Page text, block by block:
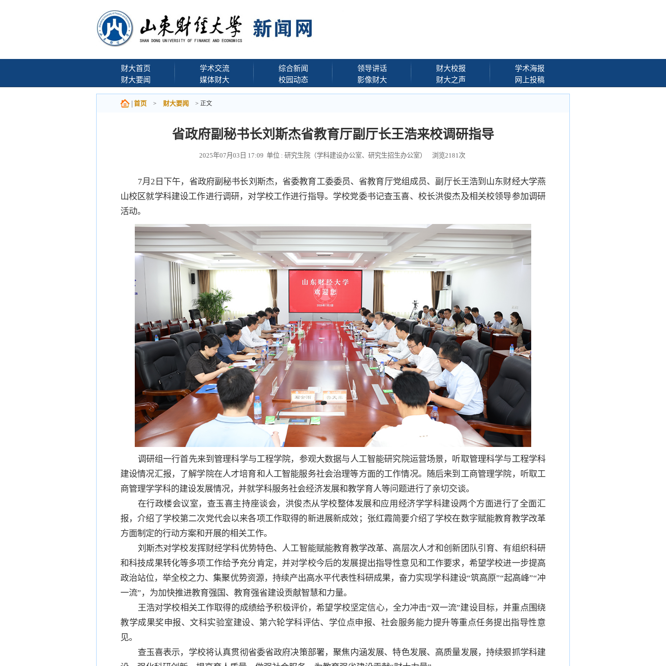
财大首页
财大要闻
学术交流
媒体财大
综合新闻
校园动态
领导讲话
影像财大
财大校报
财大之声
学术海报
网上投稿
首页 > 财大要闻 > 正文
省政府副秘书长刘斯杰省教育厅副厅长王浩来校调研指导
2025年07月03日 17:09 单位 : 研究生院（学科建设办公室、研究生招生办公室） 浏览2181次
7月2日下午，省政府副秘书长刘斯杰，省委教育工委委员、省教育厅党组成员、副厅长王浩到山东财经大学燕
山校区就学科建设工作进行调研，对学校工作进行指导。学校党委书记查玉喜、校长洪俊杰及相关校领导参加调研
活动。
调研组一行首先来到管理科学与工程学院，参观大数据与人工智能研究院运营场景，听取管理科学与工程学科
建设情况汇报，了解学院在人才培育和人工智能服务社会治理等方面的工作情况。随后来到工商管理学院，听取工
商管理学学科的建设发展情况，并就学科服务社会经济发展和教学育人等问题进行了亲切交谈。
在行政楼会议室，查玉喜主持座谈会，洪俊杰从学校整体发展和应用经济学学科建设两个方面进行了全面汇
报，介绍了学校第二次党代会以来各项工作取得的新进展新成效；张红霞简要介绍了学校在数字赋能教育教学改革
方面制定的行动方案和开展的相关工作。
刘斯杰对学校发挥财经学科优势特色、人工智能赋能教育教学改革、高层次人才和创新团队引育、有组织科研
和科技成果转化等多项工作给予充分肯定，并对学校今后的发展提出指导性意见和工作要求，希望学校进一步提高
政治站位，举全校之力、集聚优势资源，持续产出高水平代表性科研成果，奋力实现学科建设“筑高原”“起高峰”“冲
一流”，为加快推进教育强国、教育强省建设贡献智慧和力量。
王浩对学校相关工作取得的成绩给予积极评价，希望学校坚定信心，全力冲击“双一流”建设目标，并重点围绕
教学成果奖申报、文科实验室建设、第六轮学科评估、学位点申报、社会服务能力提升等重点任务提出指导性意
见。
查玉喜表示，学校将认真贯彻省委省政府决策部署，聚焦内涵发展、特色发展、高质量发展，持续狠抓学科建